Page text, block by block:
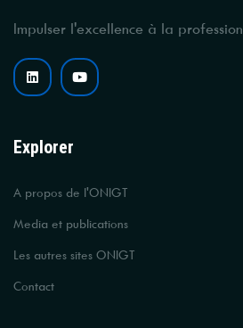
Impulser l'excellence à la profession
Explorer
A propos de l'ONIGT
Media et publications
Les autres sites ONIGT
Contact